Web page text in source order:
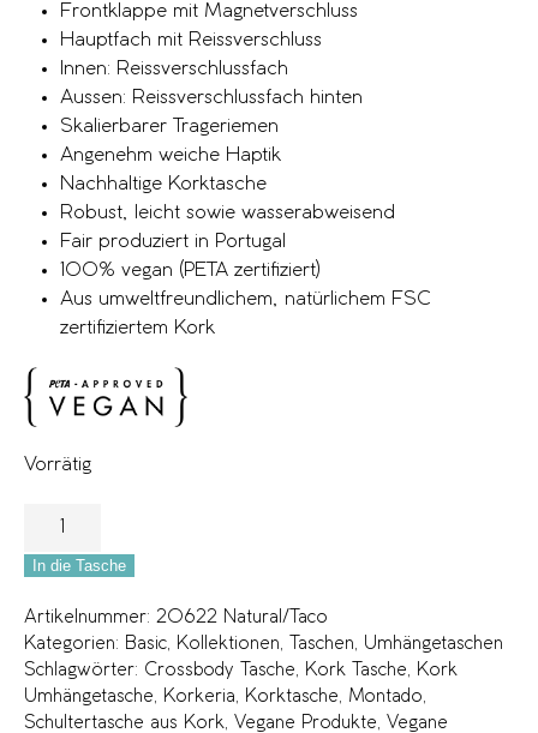
Frontklappe mit Magnetverschluss
Hauptfach mit Reissverschluss
Innen: Reissverschlussfach
Aussen: Reissverschlussfach hinten
Skalierbarer Trageriemen
Angenehm weiche Haptik
Nachhaltige Korktasche
Robust, leicht sowie wasserabweisend
Fair produziert in Portugal
100% vegan (PETA zertifiziert)
Aus umweltfreundlichem, natürlichem FSC
zertifiziertem Kork
Vorrätig
In die Tasche
Artikelnummer: 20622 Natural/Taco
Kategorien: Basic, Kollektionen, Taschen, Umhängetaschen
Schlagwörter: Crossbody Tasche, Kork Tasche, Kork
Umhängetasche, Korkeria, Korktasche, Montado,
Schultertasche aus Kork, Vegane Produkte, Vegane